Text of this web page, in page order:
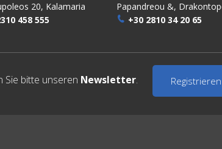
20, Kalamaria
458 555
Papandreou &,
+30 2810 34 20 65
Sie bitte unseren Newsletter. Registrieren